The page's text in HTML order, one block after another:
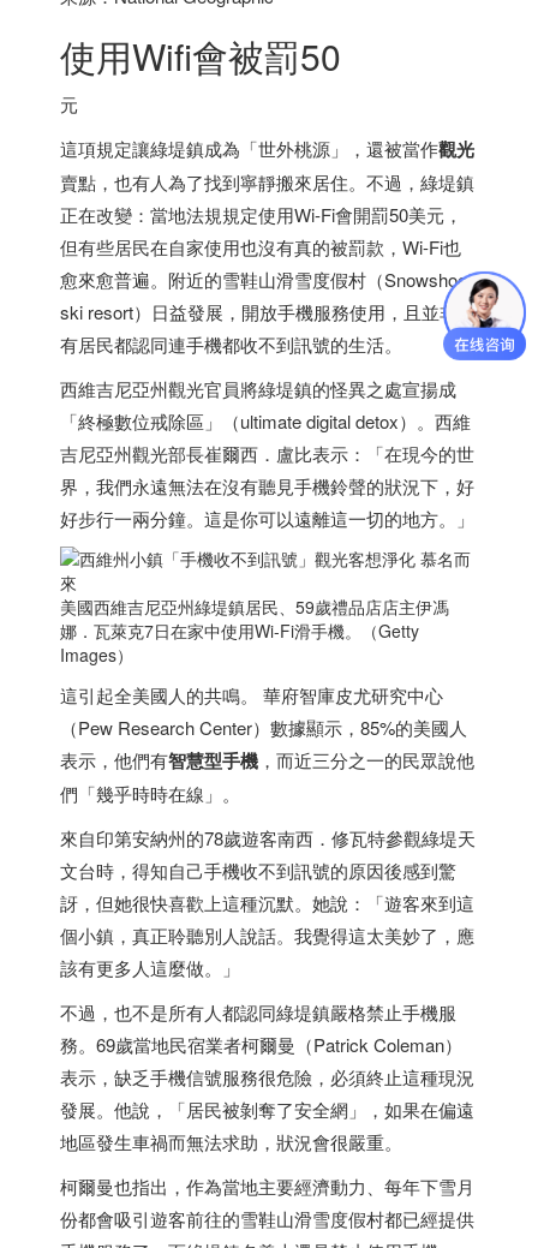
使用Wifi會被罰50
元
這項規定讓綠堤鎮成為「世外桃源」，還被當作觀光
賣點，也有人為了找到寧靜搬來居住。不過，綠堤鎮
正在改變：當地法規規定使用Wi-Fi會開罰50美元，
但有些居民在自家使用也沒有真的被罰款，Wi-Fi也
愈來愈普遍。附近的雪鞋山滑雪度假村（Snowshoe
ski resort）日益發展，開放手機服務使用，且並非所
有居民都認同連手機都收不到訊號的生活。
西維吉尼亞州觀光官員將綠堤鎮的怪異之處宣揚成
「終極數位戒除區」（ultimate digital detox）。西維
吉尼亞州觀光部長崔爾西．盧比表示：「在現今的世
界，我們永遠無法在沒有聽見手機鈴聲的狀況下，好
好步行一兩分鐘。這是你可以遠離這一切的地方。」
美國西維吉尼亞州綠堤鎮居民、59歲禮品店店主伊馮
娜．瓦萊克7日在家中使用Wi-Fi滑手機。（Getty
Images）
這引起全美國人的共鳴。 華府智庫皮尤研究中心
（Pew Research Center）數據顯示，85%的美國人
表示，他們有智慧型手機 ，而近三分之一的民眾說他
們「幾乎時時在線」。
來自印第安納州的78歲遊客南西．修瓦特參觀綠堤天
文台時，得知自己手機收不到訊號的原因後感到驚
訝，但她很快喜歡上這種沉默。她說：「遊客來到這
個小鎮，真正聆聽別人說話。我覺得這太美妙了，應
該有更多人這麼做。」
不過，也不是所有人都認同綠堤鎮嚴格禁止手機服
務。69歲當地民宿業者柯爾曼（Patrick Coleman）
表示，缺乏手機信號服務很危險，必須終止這種現況
發展。他說，「居民被剝奪了安全網」，如果在偏遠
地區發生車禍而無法求助，狀況會很嚴重。
柯爾曼也指出，作為當地主要經濟動力、每年下雪月
份都會吸引遊客前往的雪鞋山滑雪度假村都已經提供